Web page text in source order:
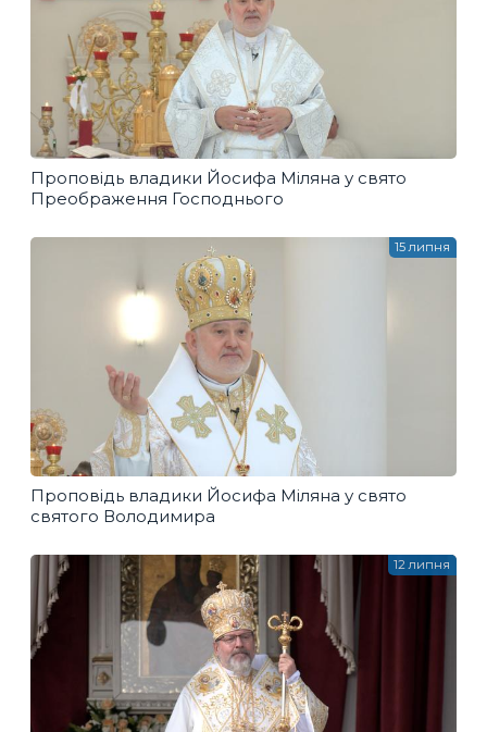
Проповідь владики Йосифа Міляна у свято
Преображення Господнього
Проповідь владики Йосифа Міляна у свято
святого Володимира
15 липня
12 липня